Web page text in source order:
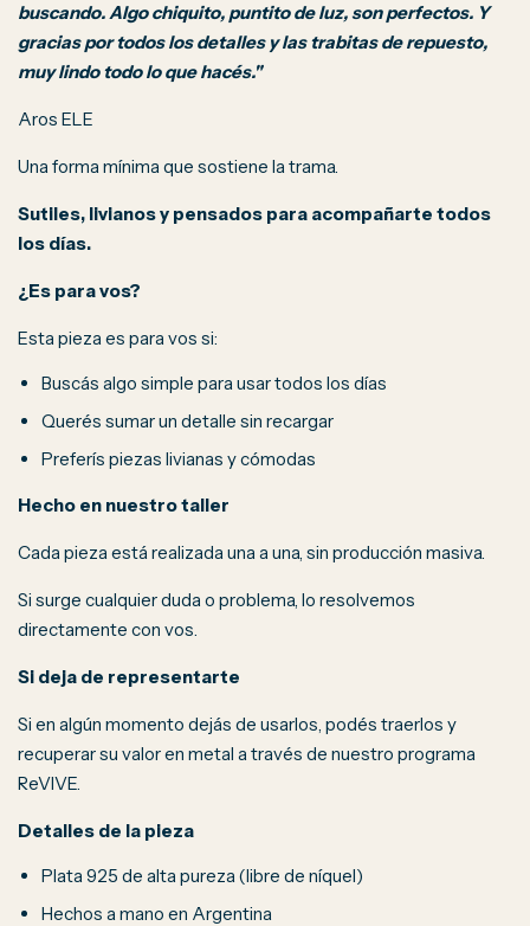
buscando. Algo chiquito, puntito de luz, son perfectos. Y
gracias por todos los detalles y las trabitas de repuesto,
muy lindo todo lo que hacés."
Aros ELE
Una forma mínima que sostiene la trama.
Sutiles, livianos y pensados para acompañarte todos
los días.
¿Es para vos?
Esta pieza es para vos si:
Buscás algo simple para usar todos los días
Querés sumar un detalle sin recargar
Preferís piezas livianas y cómodas
Hecho en nuestro taller
Cada pieza está realizada una a una, sin producción masiva.
Si surge cualquier duda o problema, lo resolvemos
directamente con vos.
Si deja de representarte
Si en algún momento dejás de usarlos, podés traerlos y
recuperar su valor en metal a través de nuestro programa
ReVIVE.
Detalles de la pieza
Plata 925 de alta pureza (libre de níquel)
Hechos a mano en Argentina